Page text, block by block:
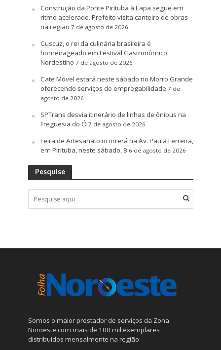
Construção da Ponte Pirituba à Lapa segue em
ritmo acelerado. Prefeito visita canteiro de obras
na região 7 de agosto de 2026
Cuscuz, o rei da culinária brasileira é
homenageado em Festival Gastronômico
Nordestino 7 de agosto de 2026
Cate Móvel estará neste sábado no Morro Grande
oferecendo serviços de empregabilidade 7 de
agosto de 2026
SPTrans desvia itinerário de linhas de ônibus na
Freguesia do Ó 7 de agosto de 2026
Feira de Artesanato ocorrerá na Av. Paula Ferreira,
em Pirituba, neste sábado, 8 6 de agosto de 2026
Pesquise
Somos o maior prestador de serviços da Zona
Noroeste com mais de 100 mil exemplares
distribuídos mensalmente na região